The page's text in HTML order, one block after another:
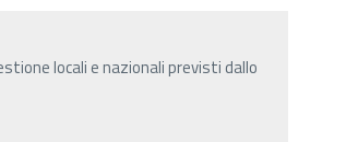
locali e nazionali previsti dallo